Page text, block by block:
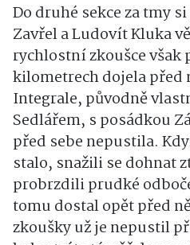
Do druhé sekce za tmy
Zavřel a Ludovít Kluka
rychlostní zkoušce
kilometrech dojela
Integrale, původně
Sedlářem, s posádkou
před sebe nepustila.
stalo, snažili se dohnat
probrzdili prudké
tomu dostal opět před
zkoušky už je nepustil